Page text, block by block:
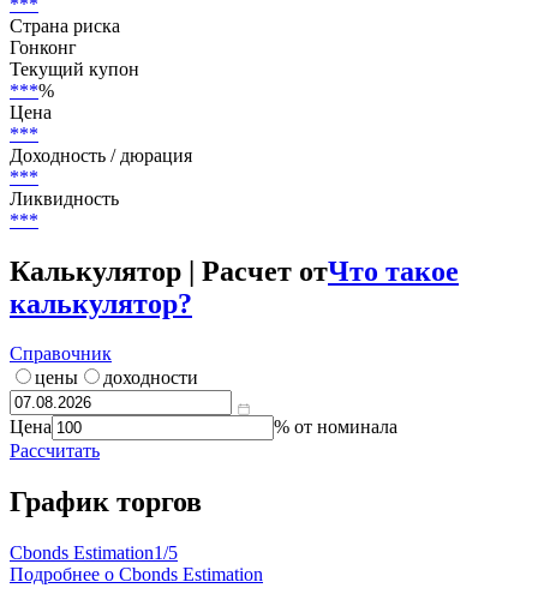
Страна риска
Гонконг
Текущий купон
***%
Цена
***
Доходность / дюрация
***
Ликвидность
***
Калькулятор | Расчет отЧто такое
калькулятор?
Справочник
цены
доходности
Цена
% от номинала
Рассчитать
График торгов
Cbonds Estimation1/5
Подробнее о Cbonds Estimation